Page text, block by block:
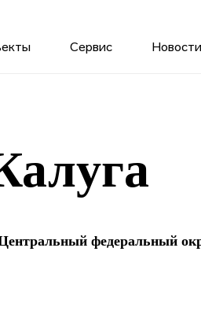
Сервис Новости
федеральный